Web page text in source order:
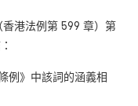
港法例第 599 章）第
例》中該詞的涵義相